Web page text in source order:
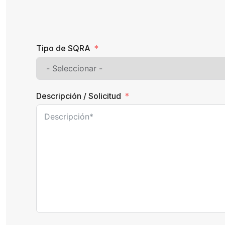
Tipo de SQRA
Descripción / Solicitud